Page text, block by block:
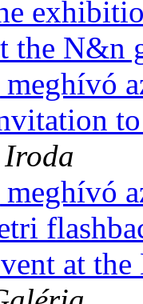
the N&n
Iroda
at